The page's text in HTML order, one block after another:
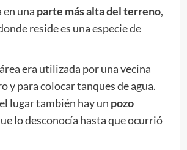
una parte más alta del terreno,
reside es una especie de
era utilizada por una vecina
y para colocar tanques de agua.
lugar también hay un pozo
lo desconocía hasta que ocurrió